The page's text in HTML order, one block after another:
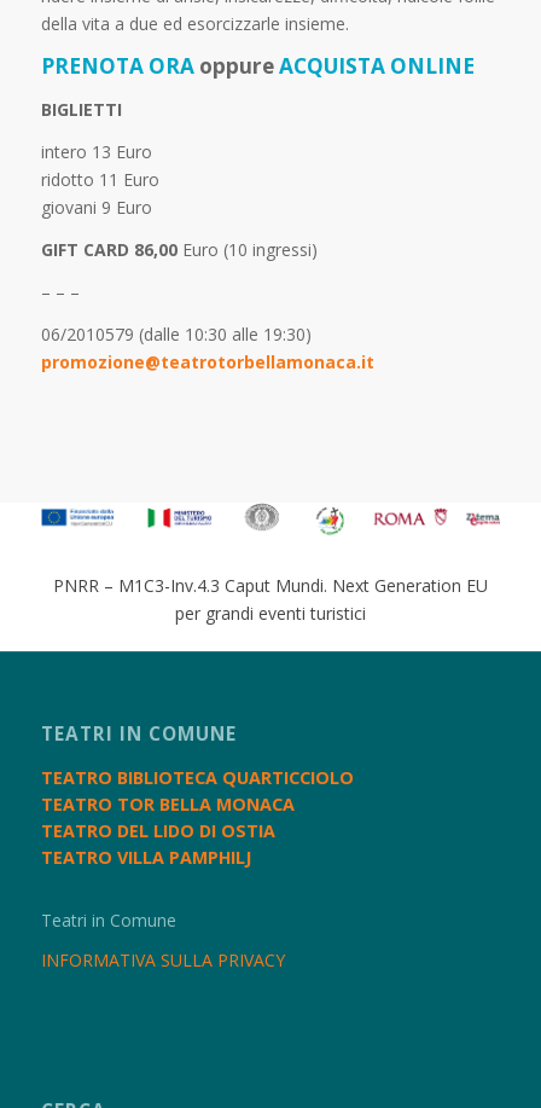
della vita a due ed esorcizzarle insieme.
PRENOTA ORA oppureACQUISTA ONLINE
BIGLIETTI
intero 13 Euro
ridotto 11 Euro
giovani 9 Euro
GIFT CARD 86,00Euro (10 ingressi)
– – –
06/2010579 (dalle 10:30 alle 19:30)
promozione@teatrotorbellamonaca.it
PNRR – M1C3-Inv.4.3 Caput Mundi. Next Generation EU
per grandi eventi turistici
TEATRI IN COMUNE
TEATRO BIBLIOTECA QUARTICCIOLO
TEATRO TOR BELLA MONACA
TEATRO DEL LIDO DI OSTIA
TEATRO VILLA PAMPHILJ
Teatri in Comune
INFORMATIVA SULLA PRIVACY